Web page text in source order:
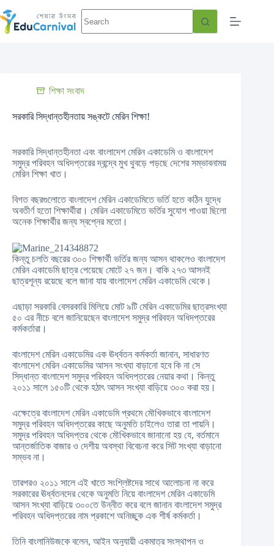
শিক্ষা সংবাদ
সরকারি সিদ্ধান্তহীনতায় সঙ্কটে মেরিন শিক্ষা!
সরকারি সিদ্ধান্তহীনতা এবং বাংলাদেশ মেরিন একাডেমি ও বাংলাদেশ
সমুদ্র পরিবহন অধিদপ্তরের দ্বন্দ্বে মুখ থুবড়ে পড়ছে দেশের সম্ভাবনাময়
মেরিন শিক্ষা খাত।
বিগত বছরগুলোতে বাংলাদেশ মেরিন একাডেমিতে ভর্তি হতে কঠিন যুদ্ধে
অবতীর্ণ হতো শিক্ষার্থীরা। মেরিন একাডেমিতে ভর্তির সুযোগ পাওয়া ছিলো
অনেক শিক্ষার্থীর জন্য স্বপ্নের মতো।
কিন্তু চলতি বছরের ৩০০ শিক্ষার্থী ভর্তির জন্য আসন থাকলেও বাংলাদেশ
মেরিন একাডেমি ছাত্র পেয়েছে মোটে ২৭ জন। বাকি ২৭৩ আসনই
ছাত্রশূন্য রয়েছে বলে জানা যায় বাংলাদেশ মেরিন একাডেমি থেকে।
এছাড়া সরকারি বেসরকারি মিলিয়ে মোট ৯টি মেরিন একাডেমির ছাত্রসংখ্যা
৫০ এর নীচে বলে জানিয়েছেন বাংলাদেশ সমুদ্র পরিবহন অধিদপ্তরের
কর্মকর্তারা।
বাংলাদেশ মেরিন একাডেমির এক ঊর্ধ্বতন কর্মকর্তা জানান, সাধারণত
বাংলাদেশ মেরিন একাডেমির আসন সংখ্যা বাড়ানো হবে কি না সে
সিদ্ধান্ত বাংলাদেশ সমুদ্র পরিবহন অধিদপ্তরের নেয়ার কথা। কিন্তু
২০১১ সালে ১৫০টি থেকে হঠাৎ আসন সংখ্যা বাড়িয়ে ৩০০ করা হয়।
এক্ষেত্রে বাংলাদেশ মেরিন একাডেমি প্রথমে মৌখিকভাবে বাংলাদেশ
সমুদ্র পরিবহন অধিদপ্তরের কাছে অনুমতি চাইলেও তারা তা পায়নি।
সমুদ্র পরিবহন অধিদপ্তর থেকে মৌখিকভাবে জানানো হয় যে, বর্তমানে
আন্তর্জাতিক বাজার ও দেশীয় অবস্থা বিবেচনা করে সিট সংখ্যা বাড়ানো
সম্ভব না।
তারপরও ২০১১ সালে এই খাতে সংশ্লিষ্টদের সাথে আলোচনা না করে
সরকারের ঊর্ধ্বতনদের থেকে অনুমতি নিয়ে বাংলাদেশ মেরিন একাডেমি
আসন সংখ্যা বাড়িয়ে ৩০০তে উন্নীত করে বলে জানান বাংলাদেশ সমুদ্র
পরিবহন অধিদপ্তরের নাম প্রকাশে অনিচ্ছুক এক শীর্ষ কর্মকর্তা।
তিনি বাংলানিউজকে বলেন, আইন অনুযায়ী একমাত্র সংস্থাপন ও